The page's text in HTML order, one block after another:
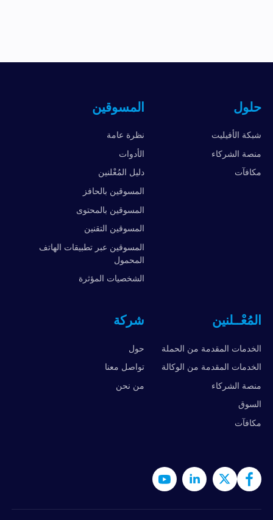
حلول
شبكة الأفيليت
منصة الشركاء
مكافآت
المسوقين
نظرة عامة
الأدوات
دليل المُعْلنين
المسوقين بالحافز
المسوقين بالمحتوى
المسوقين التقنين
المسوقين عبر تطبيقات الهاتف
المحمول
الشخصيات المؤثرة
المُعْــلنين
الخدمات المقدمة من الحملة
الخدمات المقدمة من الوكالة
منصة الشركاء
السوق
مكافآت
شركة
حول
تواصل معنا
من نحن